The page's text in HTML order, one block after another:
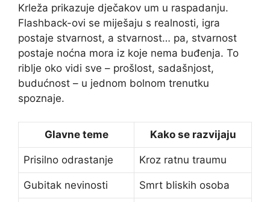
Krleža prikazuje dječakov um u raspadanju.
Flashback-ovi se miješaju s realnosti, igra
postaje stvarnost, a stvarnost… pa, stvarnost
postaje noćna mora iz koje nema buđenja. To
riblje oko vidi sve – prošlost, sadašnjost,
budućnost – u jednom bolnom trenutku
spoznaje.
Glavne teme Kako se razvijaju
Prisilno odrastanje Kroz ratnu traumu
Gubitak nevinosti Smrt bliskih osoba